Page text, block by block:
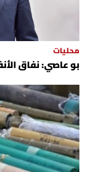
محليات
بو عاصي: نفاق